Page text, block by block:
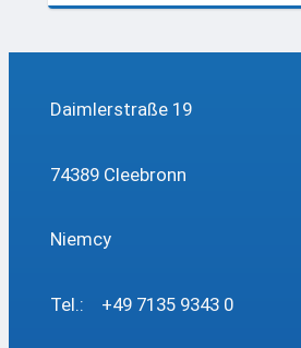
Daimlerstraße 19
74389 Cleebronn
Niemcy
Tel.: +49 7135 9343 0